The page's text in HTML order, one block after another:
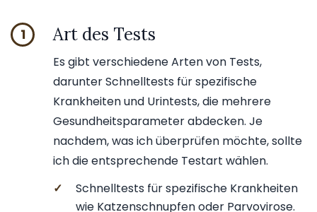
1 Art des Tests
Es gibt verschiedene Arten von Tests,
darunter Schnelltests für spezifische
Krankheiten und Urintests, die mehrere
Gesundheitsparameter abdecken. Je
nachdem, was ich überprüfen möchte, sollte
ich die entsprechende Testart wählen.
✓
Schnelltests für spezifische Krankheiten
wie Katzenschnupfen oder Parvovirose.